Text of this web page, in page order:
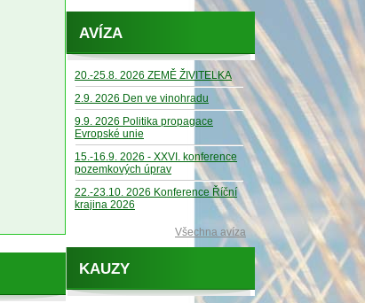
AVÍZA
20.-25.8. 2026 ZEMĚ ŽIVITELKA
2.9. 2026 Den ve vinohradu
9.9. 2026 Politika propagace
Evropské unie
15.-16.9. 2026 - XXVI. konference
pozemkových úprav
22.-23.10. 2026 Konference Říční
krajina 2026
Všechna avíza
KAUZY